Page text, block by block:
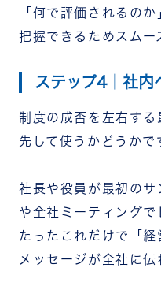
「何で評価されるの
把握できるためスムー
ステップ4｜社内
制度の成否を左右す
先して使うかどうかで
社長や役員が最初の
や全社ミーティングで
たったこれだけで「
メッセージが全社に伝